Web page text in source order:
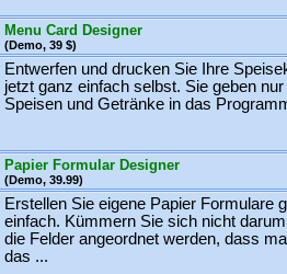
Menu Card Designer
(Demo, 39 $)
Entwerfen und drucken Sie Ihre
jetzt ganz einfach selbst. Sie geben nur
Speisen und Getränke in das
Papier Formular Designer
(Demo, 39.99)
Erstellen Sie eigene Papier Formulare
einfach. Kümmern Sie sich nicht
die Felder angeordnet werden, dass
das ...